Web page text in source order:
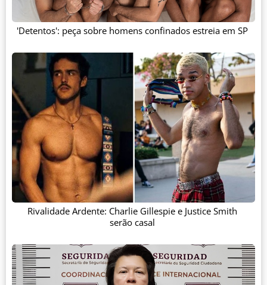
'Detentos': peça sobre homens confinados estreia em SP
Rivalidade Ardente: Charlie Gillespie e Justice Smith
serão casal